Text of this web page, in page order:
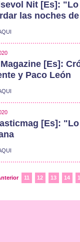
Nit [Es]:
las noches
[Es]:
y Paco León
[Es]:
11 12 13 14